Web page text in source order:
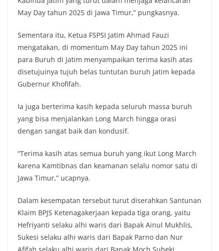
May Day tahun 2025 di Jawa Timur,” pungkasnya.
Sementara itu, Ketua FSPSI Jatim Ahmad Fauzi
mengatakan, di momentum May Day tahun 2025 ini
para Buruh di Jatim menyampaikan terima kasih atas
disetujuinya tujuh belas tuntutan buruh Jatim kepada
Gubernur Khofifah.
Ia juga berterima kasih kepada seluruh massa buruh
yang bisa menjalankan Long March hingga orasi
dengan sangat baik dan kondusif.
“Terima kasih atas semua buruh yang ikut Long March
karena Kamtibnas dan keamanan selalu nomor satu di
Jawa Timur,” ucapnya.
Dalam kesempatan tersebut turut diserahkan Santunan
Klaim BPJS Ketenagakerjaan kepada tiga orang, yaitu
Hefriyanti selaku alhi waris dari Bapak Ainul Mukhlis,
Sukesi selaku alhi waris dari Bapak Parno dan Nur